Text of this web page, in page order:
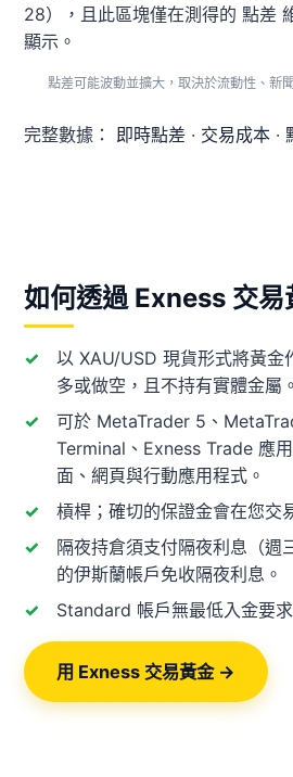
28），且此區塊僅在測得的 點差
顯示。
點差可能波動並擴大，取決於流動性、新
完整數據： 即時點差 · 交易成本 ·
如何透過 Exness 交易
以 XAU/USD 現貨形式將黃金
多或做空，且不持有實體金屬。
可於 MetaTrader 5、
Terminal、Exness Trade 應
面、網頁與行動應用程式。
槓桿；確切的保證金會在您交
隔夜持倉須支付隔夜利息（週
的伊斯蘭帳戶免收隔夜利息。
Standard 帳戶無最低入金要求
用 Exness 交易黃金 →